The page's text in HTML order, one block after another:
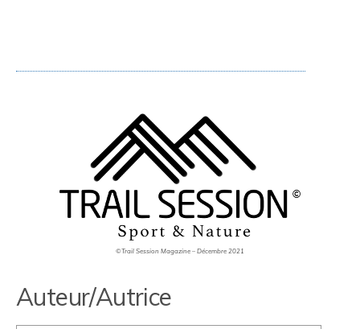
©Trail Session Magazine – Décembre 2021
Auteur/Autrice